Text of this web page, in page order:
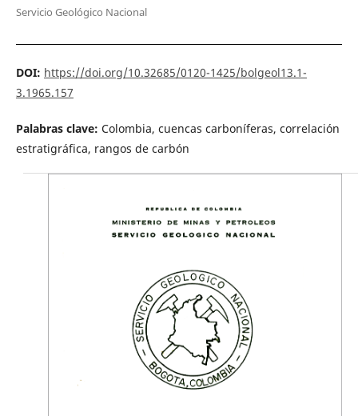
Servicio Geológico Nacional
DOI: https://doi.org/10.32685/0120-1425/bolgeol13.1-
3.1965.157
Palabras clave: Colombia, cuencas carboníferas, correlación
estratigráfica, rangos de carbón